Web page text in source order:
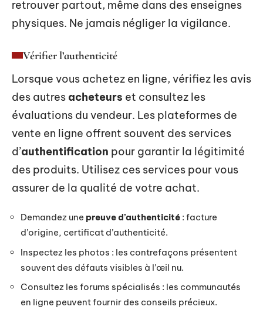
retrouver partout, même dans des enseignes
physiques. Ne jamais négliger la vigilance.
Vérifier l’authenticité
Lorsque vous achetez en ligne, vérifiez les avis
des autres acheteurs et consultez les
évaluations du vendeur. Les plateformes de
vente en ligne offrent souvent des services
d’authentification pour garantir la légitimité
des produits. Utilisez ces services pour vous
assurer de la qualité de votre achat.
Demandez une preuve d’authenticité : facture
d’origine, certificat d’authenticité.
Inspectez les photos : les contrefaçons présentent
souvent des défauts visibles à l’œil nu.
Consultez les forums spécialisés : les communautés
en ligne peuvent fournir des conseils précieux.